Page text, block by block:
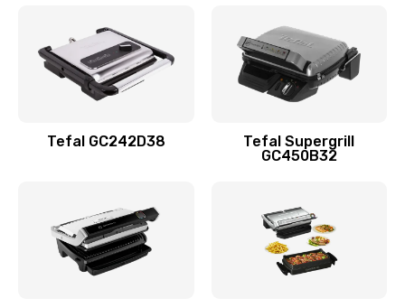
Tefal GC242D38
Tefal Supergrill
GC450B32